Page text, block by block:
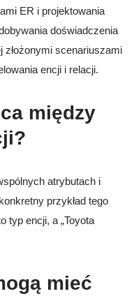
ER i projektowania
doświadczenia
złożonymi scenariuszami
encji i relacji.
między
atrybutach i
przykład tego
typ encji, a „Toyota
mieć